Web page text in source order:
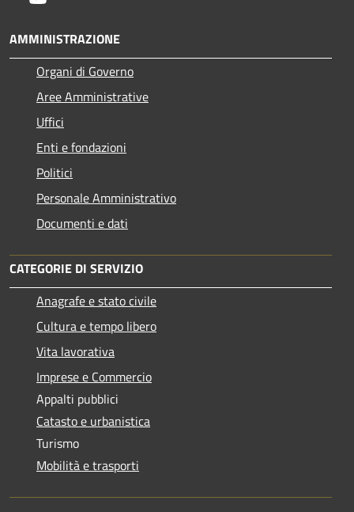
AMMINISTRAZIONE
Organi di Governo
Aree Amministrative
Uffici
Enti e fondazioni
Politici
Personale Amministrativo
Documenti e dati
CATEGORIE DI SERVIZIO
Anagrafe e stato civile
Cultura e tempo libero
Vita lavorativa
Imprese e Commercio
Appalti pubblici
Catasto e urbanistica
Turismo
Mobilità e trasporti